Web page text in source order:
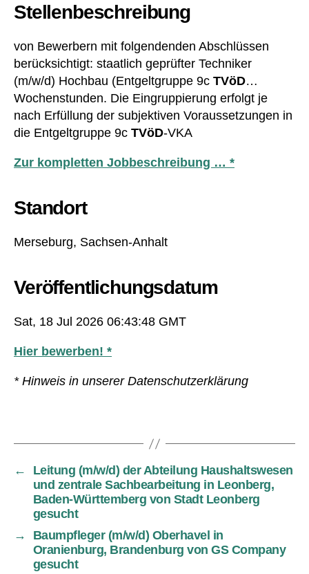
Stellenbeschreibung
von Bewerbern mit folgendenden Abschlüssen
berücksichtigt: staatlich geprüfter Techniker
(m/w/d) Hochbau (Entgeltgruppe 9c TVöD…
Wochenstunden. Die Eingruppierung erfolgt je
nach Erfüllung der subjektiven Voraussetzungen in
die Entgeltgruppe 9c TVöD-VKA
Zur kompletten Jobbeschreibung … *
Standort
Merseburg, Sachsen-Anhalt
Veröffentlichungsdatum
Sat, 18 Jul 2026 06:43:48 GMT
Hier bewerben! *
* Hinweis in unserer Datenschutzerklärung
←
Leitung (m/w/d) der Abteilung Haushaltswesen
und zentrale Sachbearbeitung in Leonberg,
Baden-Württemberg von Stadt Leonberg
gesucht
→
Baumpfleger (m/w/d) Oberhavel in
Oranienburg, Brandenburg von GS Company
gesucht